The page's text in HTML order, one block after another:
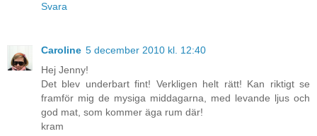
Svara
Caroline 5 december 2010 kl. 12:40
Hej Jenny!
Det blev underbart fint! Verkligen helt rätt! Kan riktigt se
framför mig de mysiga middagarna, med levande ljus och
god mat, som kommer äga rum där!
kram